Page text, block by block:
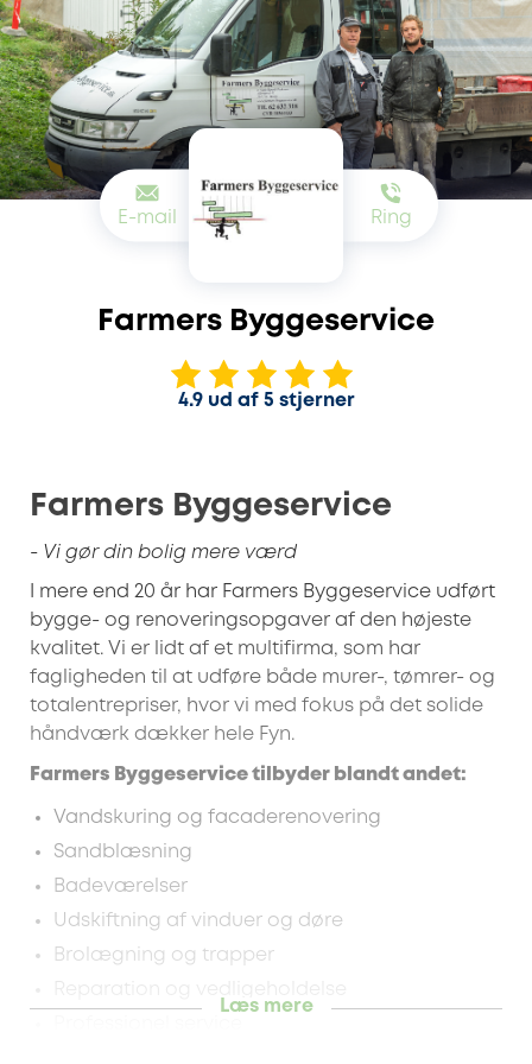
E-mail Ring
Farmers Byggeservice
4.9 ud af 5 stjerner
Farmers Byggeservice
- Vi gør din bolig mere værd
I mere end 20 år har Farmers Byggeservice udført
bygge- og renoveringsopgaver af den højeste
kvalitet. Vi er lidt af et multifirma, som har
fagligheden til at udføre både murer-, tømrer- og
totalentrepriser, hvor vi med fokus på det solide
håndværk dækker hele Fyn.
Farmers Byggeservice tilbyder blandt andet:
Vandskuring og facaderenovering
Sandblæsning
Badeværelser
Udskiftning af vinduer og døre
Brolægning og trapper
Læs mere